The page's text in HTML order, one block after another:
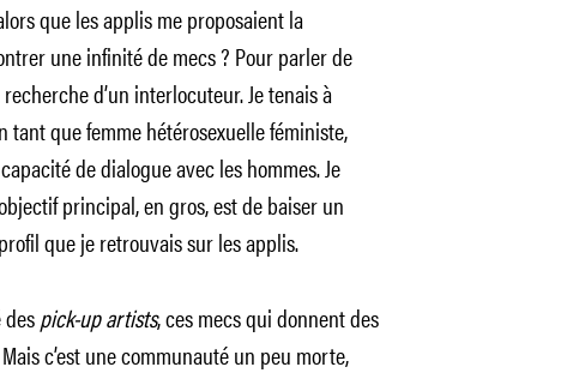
que les applis me proposaient la
une infinité de mecs ? Pour parler de
d’un interlocuteur. Je tenais à
tant que femme hétérosexuelle féministe,
de dialogue avec les hommes. Je
principal, en gros, est de baiser un
que je retrouvais sur les applis.
despick-up artists, ces mecs qui donnent des
c’est une communauté un peu morte,